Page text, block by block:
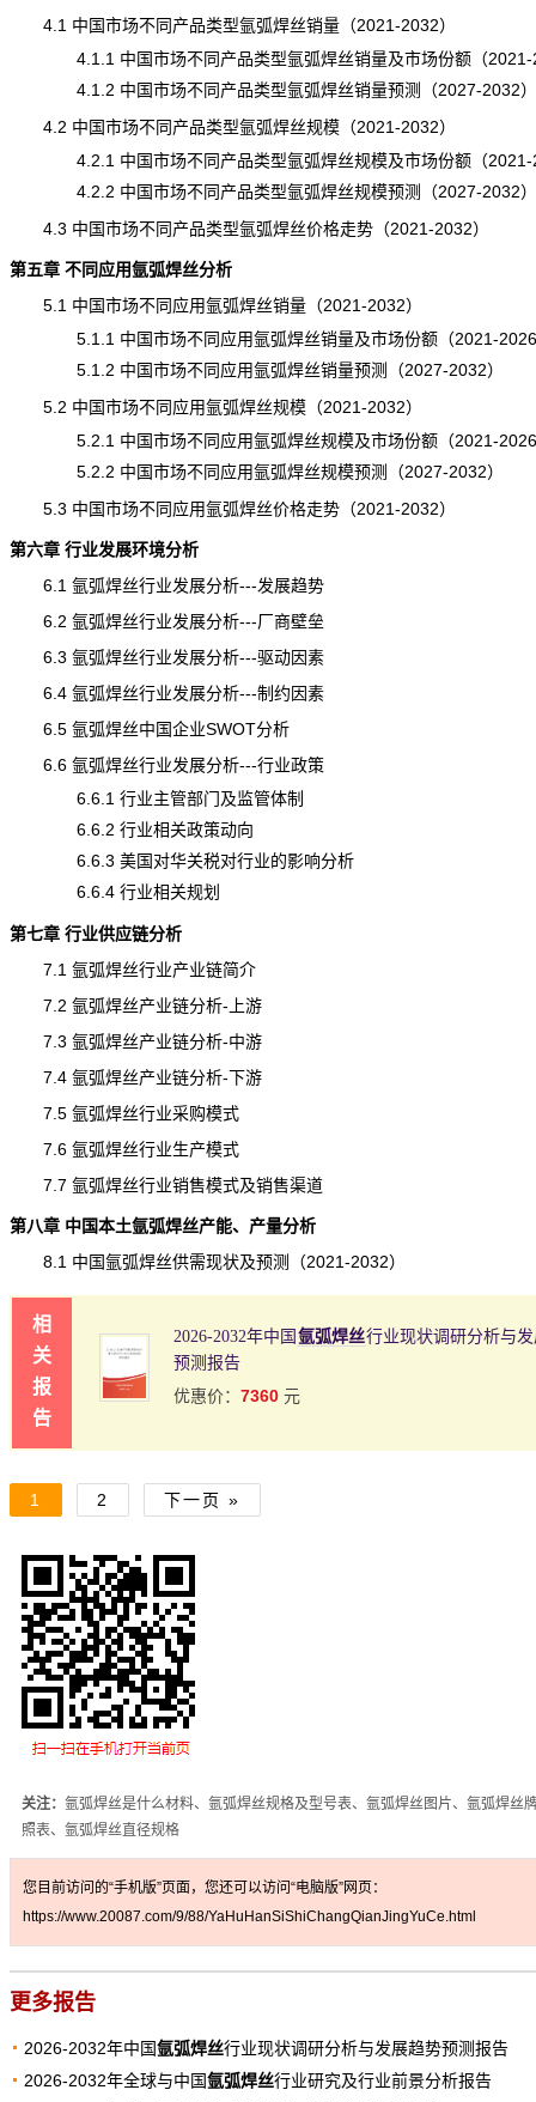
4.1 中国市场不同产品类型氩弧焊丝销量（2021-2032）
4.1.1 中国市场不同产品类型氩弧焊丝销量及市场份额（2021-
4.1.2 中国市场不同产品类型氩弧焊丝销量预测（2027-2032）
4.2 中国市场不同产品类型氩弧焊丝规模（2021-2032）
4.2.1 中国市场不同产品类型氩弧焊丝规模及市场份额（2021-
4.2.2 中国市场不同产品类型氩弧焊丝规模预测（2027-2032）
4.3 中国市场不同产品类型氩弧焊丝价格走势（2021-2032）
第五章 不同应用氩弧焊丝分析
5.1 中国市场不同应用氩弧焊丝销量（2021-2032）
5.1.1 中国市场不同应用氩弧焊丝销量及市场份额（2021-
5.1.2 中国市场不同应用氩弧焊丝销量预测（2027-2032）
5.2 中国市场不同应用氩弧焊丝规模（2021-2032）
5.2.1 中国市场不同应用氩弧焊丝规模及市场份额（2021-
5.2.2 中国市场不同应用氩弧焊丝规模预测（2027-2032）
5.3 中国市场不同应用氩弧焊丝价格走势（2021-2032）
第六章 行业发展环境分析
6.1 氩弧焊丝行业发展分析---发展趋势
6.2 氩弧焊丝行业发展分析---厂商壁垒
6.3 氩弧焊丝行业发展分析---驱动因素
6.4 氩弧焊丝行业发展分析---制约因素
6.5 氩弧焊丝中国企业SWOT分析
6.6 氩弧焊丝行业发展分析---行业政策
6.6.1 行业主管部门及监管体制
6.6.2 行业相关政策动向
6.6.3 美国对华关税对行业的影响分析
6.6.4 行业相关规划
第七章 行业供应链分析
7.1 氩弧焊丝行业产业链简介
7.2 氩弧焊丝产业链分析-上游
7.3 氩弧焊丝产业链分析-中游
7.4 氩弧焊丝产业链分析-下游
7.5 氩弧焊丝行业采购模式
7.6 氩弧焊丝行业生产模式
7.7 氩弧焊丝行业销售模式及销售渠道
第八章 中国本土氩弧焊丝产能、 产量分析
8.1 中国氩弧焊丝供需现状及预测（2021-2032）
相
关
报
告
2026-2032年中国 氩弧焊丝行业现状调研分析与
预测报告
优惠价： 7360 元
1 2 下一页 »
关注： 氩弧焊丝是什么材料、氩弧焊丝规格及型号表、氩弧焊丝图片、氩弧焊丝
照表、氩弧焊丝直径规格
您目前访问的“手机版”页面，您还可以访问“电脑版”网页：
https://www.20087.com/9/88/YaHuHanSiShiChangQianJingYuCe.html
更多报告
2026-2032年中国氩弧焊丝行业现状调研分析与发展趋势预测报告
2026-2032年全球与中国氩弧焊丝行业研究及行业前景分析报告